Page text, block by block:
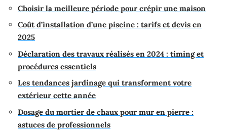
Choisir la meilleure période pour crépir une maison
Coût d’installation d’une piscine : tarifs et devis en
2025
Déclaration des travaux réalisés en 2024 : timing et
procédures essentiels
Les tendances jardinage qui transforment votre
extérieur cette année
Dosage du mortier de chaux pour mur en pierre :
astuces de professionnels